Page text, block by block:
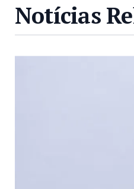
Notícias